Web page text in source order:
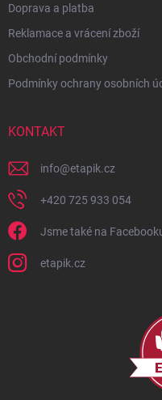
Doprava a platba
Reklamace a vrácení zboží
Obchodní podmínky
Podmínky ochrany osobních
KONTAKT
info@etapik.cz
+420 725 933 054
Jsme také na
etapik.cz